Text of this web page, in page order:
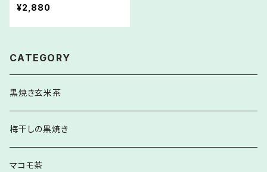
¥2,880
CATEGORY
黒焼き玄米茶
梅干しの黒焼き
マコモ茶